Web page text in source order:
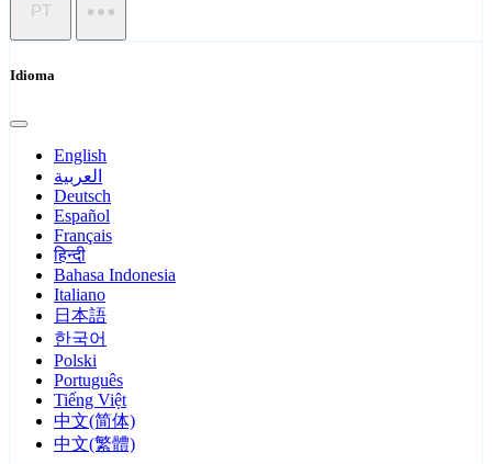
PT
Idioma
English
العربية
Deutsch
Español
Français
हिन्दी
Bahasa Indonesia
Italiano
日本語
한국어
Polski
Português
Tiếng Việt
中文(简体)
中文(繁體)